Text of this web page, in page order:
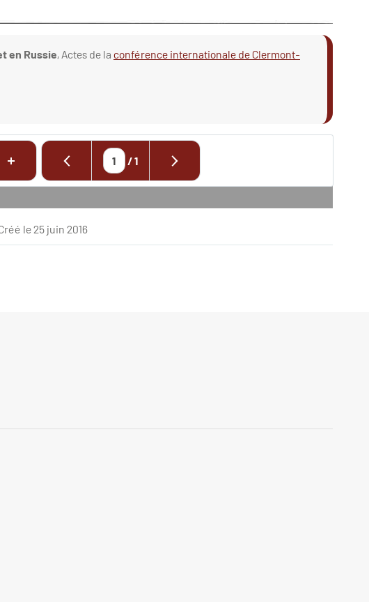
en Russie, Actes de la conférence internationale de Clermont-
/1
le 25 juin 2016